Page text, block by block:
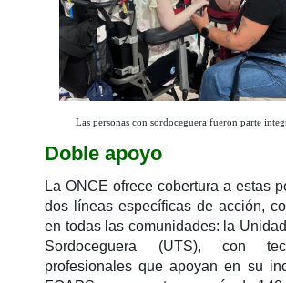
Las personas con sordoceguera fueron parte
Doble apoyo
La ONCE ofrece cobertura a estas
dos líneas específicas de acción,
en todas las comunidades: la
Sordoceguera (UTS), con
profesionales que apoyan en su